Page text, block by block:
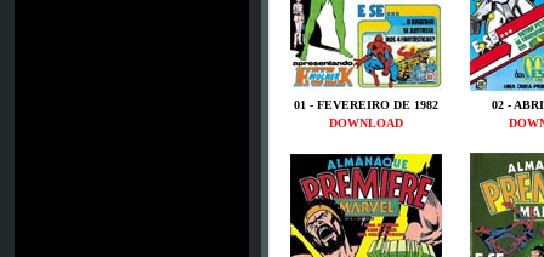
01 - FEVEREIRO DE 1982
02 -
DOWNLOAD